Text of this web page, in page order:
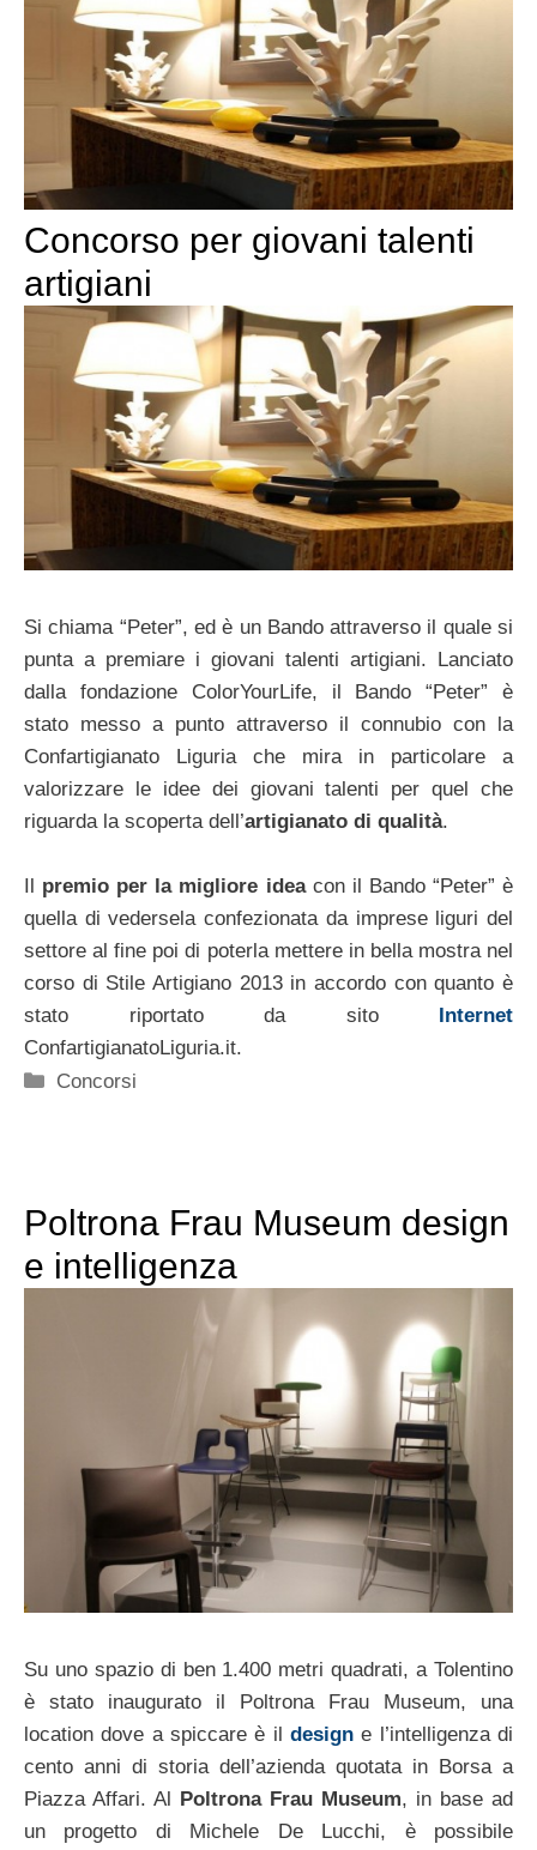
Concorso per giovani talenti
artigiani
Si chiama “Peter”, ed è un Bando attraverso il quale si
punta a premiare i giovani talenti artigiani. Lanciato
dalla fondazione ColorYourLife, il Bando “Peter” è
stato messo a punto attraverso il connubio con la
Confartigianato Liguria che mira in particolare a
valorizzare le idee dei giovani talenti per quel che
riguarda la scoperta dell’artigianato di qualità.
Il premio per la migliore idea con il Bando “Peter” è
quella di vedersela confezionata da imprese liguri del
settore al fine poi di poterla mettere in bella mostra nel
corso di Stile Artigiano 2013 in accordo con quanto è
stato riportato da sito Internet
ConfartigianatoLiguria.it.
Categorie
Concorsi
Poltrona Frau Museum design
e intelligenza
Su uno spazio di ben 1.400 metri quadrati, a Tolentino
è stato inaugurato il Poltrona Frau Museum, una
location dove a spiccare è il design e l’intelligenza di
cento anni di storia dell’azienda quotata in Borsa a
Piazza Affari. Al Poltrona Frau Museum, in base ad
un progetto di Michele De Lucchi, è possibile